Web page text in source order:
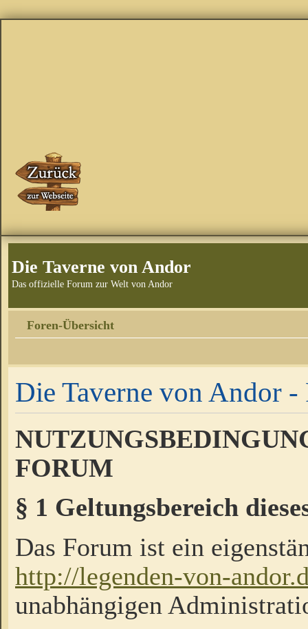
Die Taverne von Andor
Das offizielle Forum zur Welt von Andor
Foren-Übersicht
Die Taverne von Andor -
FORUM
§ 1 Geltungsbereich
Das Forum ist ein
http://legenden-von-
unabhängigen